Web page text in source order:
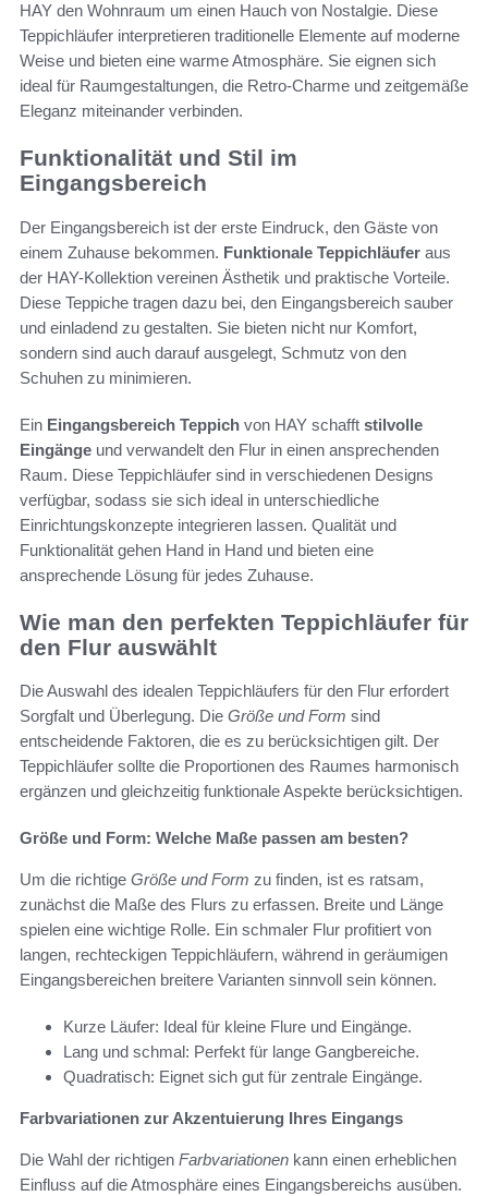
HAY den Wohnraum um einen Hauch von Nostalgie. Diese
Teppichläufer interpretieren traditionelle Elemente auf moderne
Weise und bieten eine warme Atmosphäre. Sie eignen sich
ideal für Raumgestaltungen, die Retro-Charme und zeitgemäße
Eleganz miteinander verbinden.
Funktionalität und Stil im
Eingangsbereich
Der Eingangsbereich ist der erste Eindruck, den Gäste von
einem Zuhause bekommen. Funktionale Teppichläufer aus
der HAY-Kollektion vereinen Ästhetik und praktische Vorteile.
Diese Teppiche tragen dazu bei, den Eingangsbereich sauber
und einladend zu gestalten. Sie bieten nicht nur Komfort,
sondern sind auch darauf ausgelegt, Schmutz von den
Schuhen zu minimieren.
Ein Eingangsbereich Teppich von HAY schafft stilvolle
Eingänge und verwandelt den Flur in einen ansprechenden
Raum. Diese Teppichläufer sind in verschiedenen Designs
verfügbar, sodass sie sich ideal in unterschiedliche
Einrichtungskonzepte integrieren lassen. Qualität und
Funktionalität gehen Hand in Hand und bieten eine
ansprechende Lösung für jedes Zuhause.
Wie man den perfekten Teppichläufer für
den Flur auswählt
Die Auswahl des idealen Teppichläufers für den Flur erfordert
Sorgfalt und Überlegung. Die Größe und Form sind
entscheidende Faktoren, die es zu berücksichtigen gilt. Der
Teppichläufer sollte die Proportionen des Raumes harmonisch
ergänzen und gleichzeitig funktionale Aspekte berücksichtigen.
Größe und Form: Welche Maße passen am besten?
Um die richtige Größe und Form zu finden, ist es ratsam,
zunächst die Maße des Flurs zu erfassen. Breite und Länge
spielen eine wichtige Rolle. Ein schmaler Flur profitiert von
langen, rechteckigen Teppichläufern, während in geräumigen
Eingangsbereichen breitere Varianten sinnvoll sein können.
Kurze Läufer: Ideal für kleine Flure und Eingänge.
Lang und schmal: Perfekt für lange Gangbereiche.
Quadratisch: Eignet sich gut für zentrale Eingänge.
Farbvariationen zur Akzentuierung Ihres Eingangs
Die Wahl der richtigen Farbvariationen kann einen erheblichen
Einfluss auf die Atmosphäre eines Eingangsbereichs ausüben.